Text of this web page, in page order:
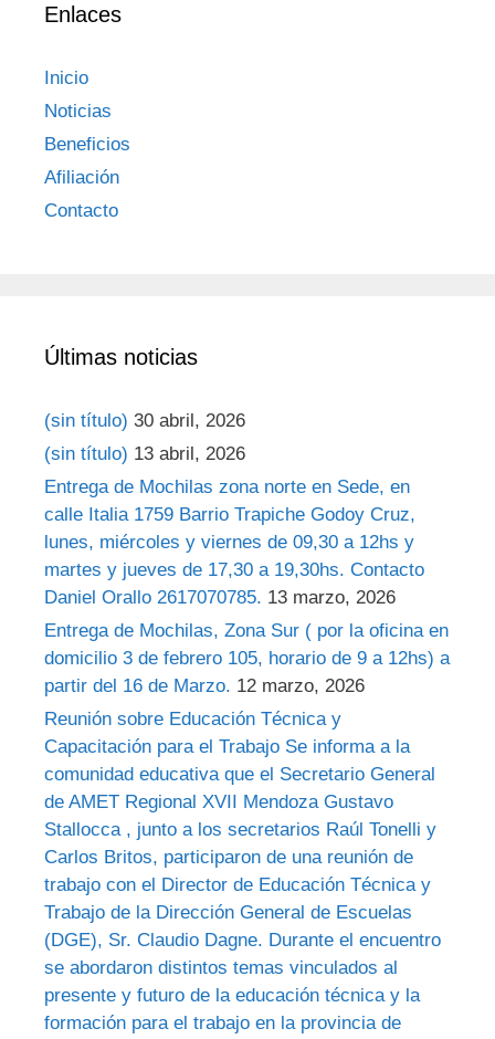
Enlaces
Inicio
Noticias
Beneficios
Afiliación
Contacto
Últimas noticias
(sin título) 30 abril, 2026
(sin título) 13 abril, 2026
Entrega de Mochilas zona norte en Sede, en
calle Italia 1759 Barrio Trapiche Godoy Cruz,
lunes, miércoles y viernes de 09,30 a 12hs y
martes y jueves de 17,30 a 19,30hs. Contacto
Daniel Orallo 2617070785. 13 marzo, 2026
Entrega de Mochilas, Zona Sur ( por la oficina en
domicilio 3 de febrero 105, horario de 9 a 12hs) a
partir del 16 de Marzo. 12 marzo, 2026
Reunión sobre Educación Técnica y
Capacitación para el Trabajo Se informa a la
comunidad educativa que el Secretario General
de AMET Regional XVII Mendoza Gustavo
Stallocca , junto a los secretarios Raúl Tonelli y
Carlos Britos, participaron de una reunión de
trabajo con el Director de Educación Técnica y
Trabajo de la Dirección General de Escuelas
(DGE), Sr. Claudio Dagne. Durante el encuentro
se abordaron distintos temas vinculados al
presente y futuro de la educación técnica y la
formación para el trabajo en la provincia de